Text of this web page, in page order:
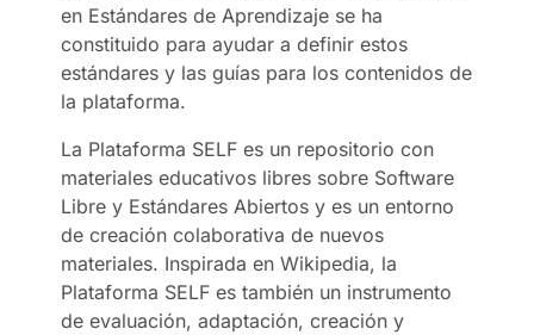
en Estándares de Aprendizaje se ha
constituido para ayudar a definir estos
estándares y las guías para los contenidos de
la plataforma.
La Plataforma SELF es un repositorio con
materiales educativos libres sobre Software
Libre y Estándares Abiertos y es un entorno
de creación colaborativa de nuevos
materiales. Inspirada en Wikipedia, la
Plataforma SELF es también un instrumento
de evaluación, adaptación, creación y